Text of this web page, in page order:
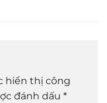
hiển thị công
đánh dấu *